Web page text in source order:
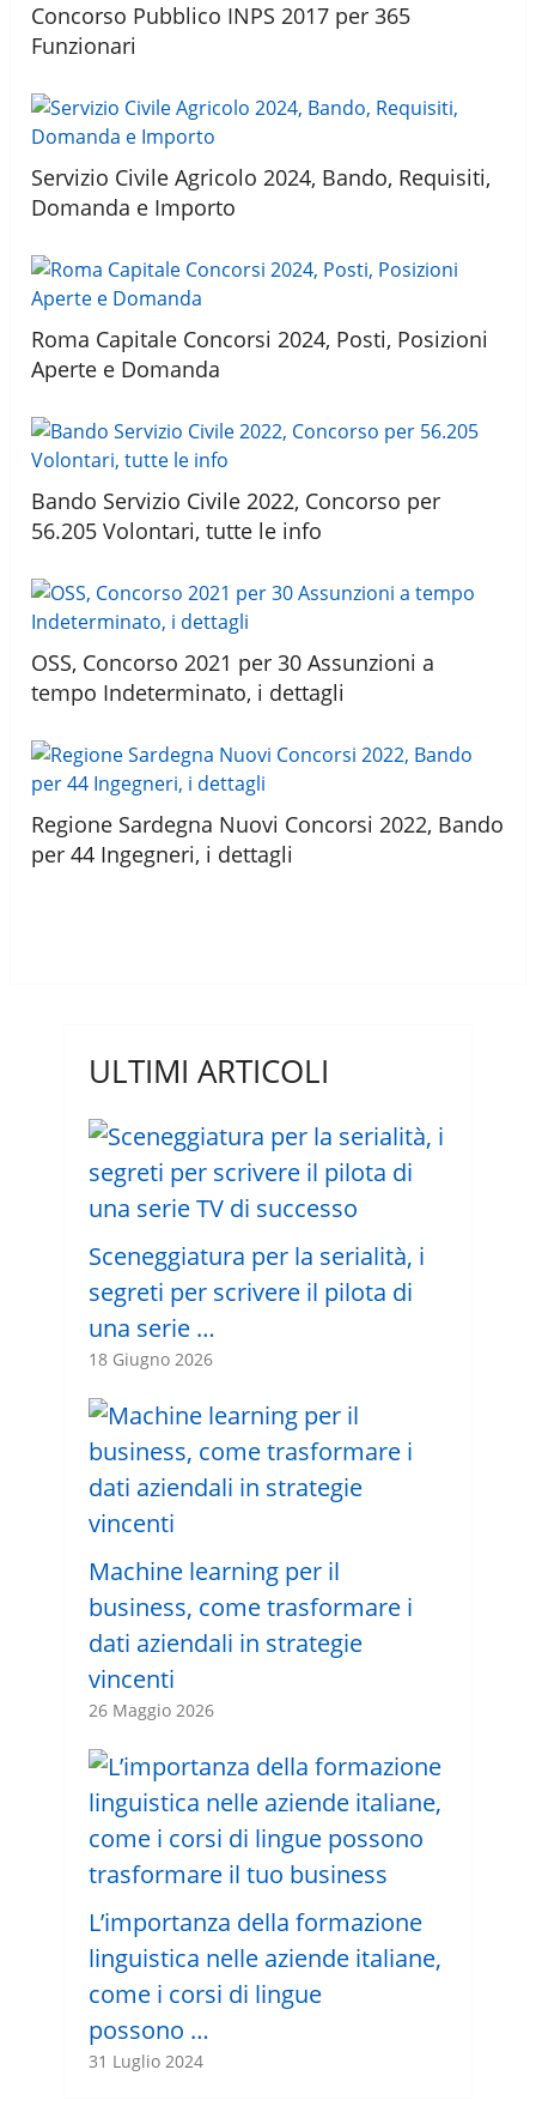
Concorso Pubblico INPS 2017 per 365
Funzionari
Servizio Civile Agricolo 2024, Bando, Requisiti,
Domanda e Importo
Roma Capitale Concorsi 2024, Posti, Posizioni
Aperte e Domanda
Bando Servizio Civile 2022, Concorso per
56.205 Volontari, tutte le info
OSS, Concorso 2021 per 30 Assunzioni a
tempo Indeterminato, i dettagli
Regione Sardegna Nuovi Concorsi 2022, Bando
per 44 Ingegneri, i dettagli
ULTIMI ARTICOLI
Sceneggiatura per la serialità, i
segreti per scrivere il pilota di
una serie …
18 Giugno 2026
Machine learning per il
business, come trasformare i
dati aziendali in strategie
vincenti
26 Maggio 2026
L’importanza della formazione
linguistica nelle aziende italiane,
come i corsi di lingue
possono …
31 Luglio 2024